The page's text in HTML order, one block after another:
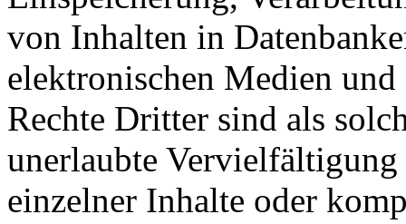
von Inhalten in
elektronischen Medien
Rechte Dritter sind als
unerlaubte Vervielfältigung
einzelner Inhalte oder